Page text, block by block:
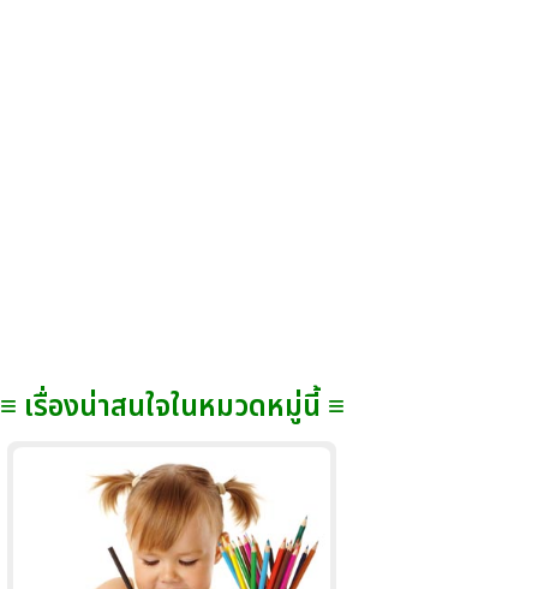
≡ เรื่องน่าสนใจในหมวดหมู่นี้ ≡